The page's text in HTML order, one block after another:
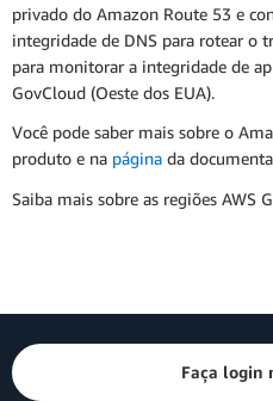
privado do Amazon Route 53 e
integridade de DNS para rotear o
para monitorar a integridade de
GovCloud (Oeste dos EUA).
Você pode saber mais sobre o
produto e na página da
Saiba mais sobre as regiões AWS
Faça login